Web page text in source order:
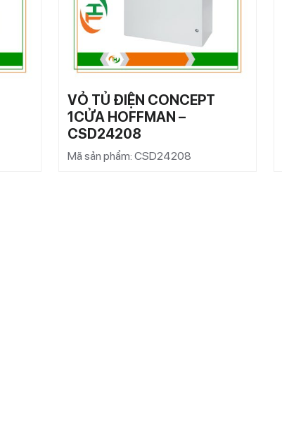
VỎ TỦ ĐIỆN CONCEPT
1CỬA HOFFMAN –
CSD24208
Mã sản phẩm: CSD24208